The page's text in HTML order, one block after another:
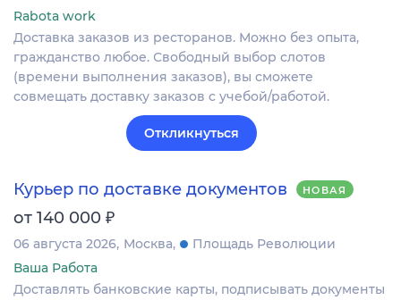
Rabota work
Доставка заказов из ресторанов. Можно без опыта,
гражданство любое. Свободный выбор слотов
(времени выполнения заказов), вы сможете
совмещать доставку заказов с учебой/работой.
Откликнуться
Курьер по доставке документов НОВАЯ
от 140 000 ₽
06 августа 2026 Москва
Площадь Революции
Ваша Работа
Доставлять банковские карты, подписывать документы